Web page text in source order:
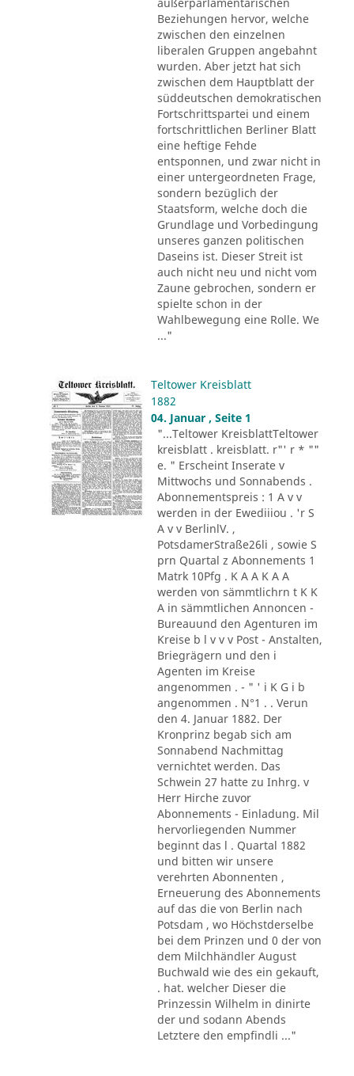
Beziehungen hervor, welche
zwischen den einzelnen
liberalen Gruppen angebahnt
wurden. Aber jetzt hat sich
zwischen dem Hauptblatt der
süddeutschen demokratischen
Fortschrittspartei und einem
fortschrittlichen Berliner Blatt
eine heftige Fehde
entsponnen, und zwar nicht in
einer untergeordneten Frage,
sondern bezüglich der
Staatsform, welche doch die
Grundlage und Vorbedingung
unseres ganzen politischen
Daseins ist. Dieser Streit ist
auch nicht neu und nicht vom
Zaune gebrochen, sondern er
spielte schon in der
Wahlbewegung eine Rolle. We
..."
Teltower Kreisblatt
1882
04. Januar , Seite 1
"...Teltower KreisblattTeltower
kreisblatt . kreisblatt. r"' r * ""
e. " Erscheint Inserate v
Mittwochs und Sonnabends .
Abonnementspreis : 1 A v v
werden in der Ewediiiou . 'r S
A v v BerlinlV. ,
PotsdamerStraße26li , sowie S
prn Quartal z Abonnements 1
Matrk 10Pfg . K A A K A A
werden von sämmtlichrn t K K
A in sämmtlichen Annoncen -
Bureauund den Agenturen im
Kreise b l v v v Post - Anstalten,
Briegrägern und den i
Agenten im Kreise
angenommen . - " ' i K G i b
angenommen . N°1 . . Verun
den 4. Januar 1882. Der
Kronprinz begab sich am
Sonnabend Nachmittag
vernichtet werden. Das
Schwein 27 hatte zu Inhrg. v
Herr Hirche zuvor
Abonnements - Einladung. Mil
hervorliegenden Nummer
beginnt das l . Quartal 1882
und bitten wir unsere
verehrten Abonnenten ,
Erneuerung des Abonnements
auf das die von Berlin nach
Potsdam , wo Höchstderselbe
bei dem Prinzen und 0 der von
dem Milchhändler August
Buchwald wie des ein gekauft,
. hat. welcher Dieser die
Prinzessin Wilhelm in dinirte
der und sodann Abends
Letztere den empfindli ..."